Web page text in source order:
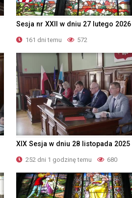
Sesja nr XXII w dniu 27 lutego 2026
161 dni temu 572
XIX Sesja w dniu 28 listopada 2025
252 dni 1 godzinę temu 680